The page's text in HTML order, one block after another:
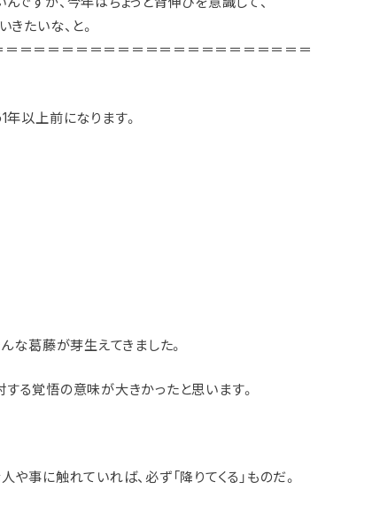
たいな、と。
＝＝＝＝＝＝＝＝＝＝＝＝＝＝＝＝＝＝＝＝＝
年以上前になります。
な葛藤が芽生えてきました。
る覚悟の意味が大きかったと思います。
事に触れていれば、必ず「降りてくる」ものだ。